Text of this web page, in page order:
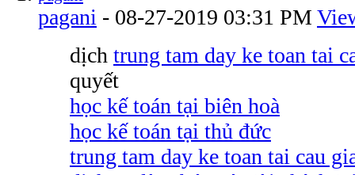
pagani - 08-27-2019 03:31 PM
dịch trung tam day ke toan tai
quyết
học kế toán tại biên hoà
học kế toán tại thủ đức
trung tam day ke toan tai cau